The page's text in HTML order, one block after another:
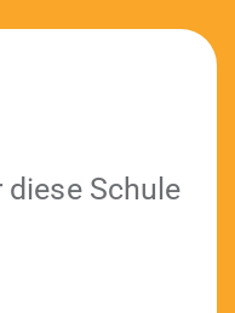
Schule